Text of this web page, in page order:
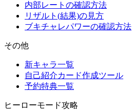
内部レートの確認方法
リザルト(結果)の見方
ブキチャレパワーの確認方法
その他
新キャラ一覧
自己紹介カード作成ツール
予約特典一覧
ヒーローモード攻略